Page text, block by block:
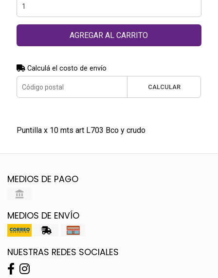
AGREGAR AL CARRITO
Calculá el costo de envío
CALCULAR
Puntilla x 10 mts art L703 Bco y crudo
MEDIOS DE PAGO
MEDIOS DE ENVÍO
NUESTRAS REDES SOCIALES